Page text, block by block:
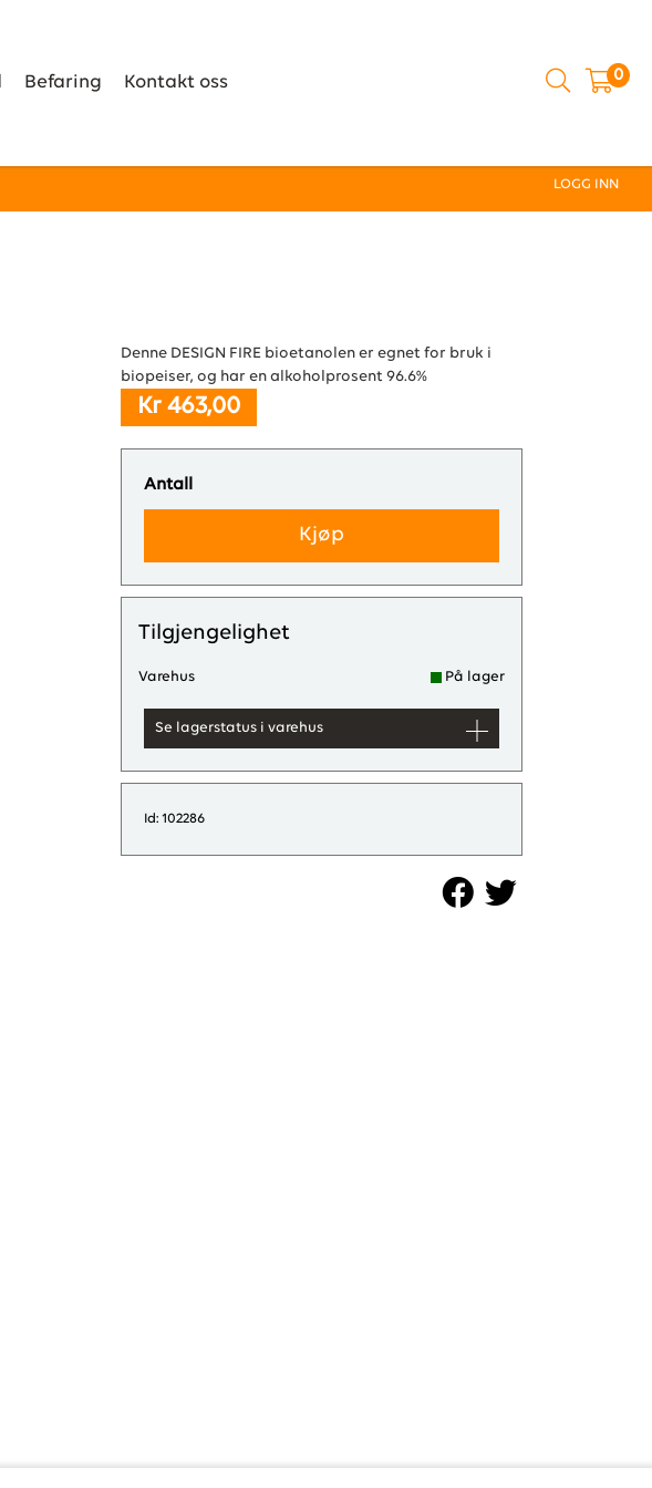
Befaring Kontakt oss 0
LOGG INN
Denne DESIGN FIRE bioetanolen er egnet for bruk i
biopeiser, og har en alkoholprosent 96.6%
Kr 463,00
Antall
Kjøp
Tilgjengelighet
Varehus På lager
Se lagerstatus i varehus
Id: 102286